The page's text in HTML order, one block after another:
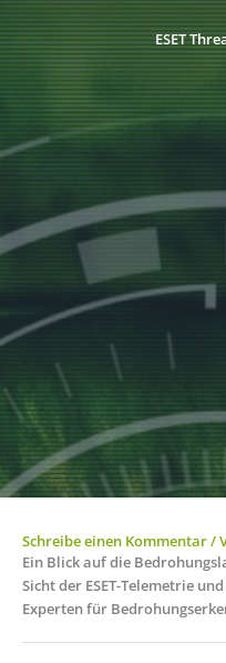
ESET
Schreibe einen Kommentar/
Ein Blick auf die
Sicht der ESET-Telemetrie
Experten für